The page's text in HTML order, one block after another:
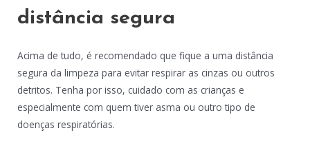
distância segura
Acima de tudo, é recomendado que fique a uma distância
segura da limpeza para evitar respirar as cinzas ou outros
detritos. Tenha por isso, cuidado com as crianças e
especialmente com quem tiver asma ou outro tipo de
doenças respiratórias.